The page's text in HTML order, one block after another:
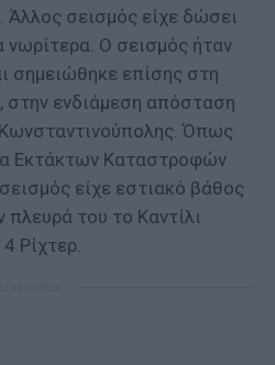
Άλλος σεισμός είχε δώσει
νωρίτερα. Ο σεισμός ήταν
σημειώθηκε επίσης στη
ενδιάμεση απόσταση
Όπως
Εκτάκτων Καταστροφών
είχε εστιακό βάθος
πλευρά του το Καντίλι
Ρίχτερ.